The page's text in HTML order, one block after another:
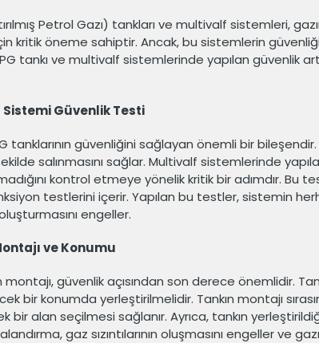
Petrol Gazı) tankları ve multivalf sistemleri,
kritik öneme sahiptir. Ancak, bu sistemlerin
tankı ve multivalf sistemlerinde yapılan güvenlik
Güvenlik Testi
tanklarının güvenliğini sağlayan önemli bir bileşendir.
salınmasını sağlar. Multivalf sistemlerinde
kontrol etmeye yönelik kritik bir adımdır. Bu
testlerini içerir. Yapılan bu testler, sistemin
engeller.
ve Konumu
montajı, güvenlik açısından son derece önemlidir.
bir konumda yerleştirilmelidir. Tankın montajı
bir alan seçilmesi sağlanır. Ayrıca, tankın
gaz sızıntılarının oluşmasını engeller ve